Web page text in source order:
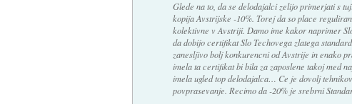
Glede na to, da se delodajalci zelijo primerjati s
kopija Avstrijske -10%. Torej da so place
kolektivne v Avstriji. Damo ime kakor naprimer
da dobijo certifikat Slo Techovega zlatega
zanesljivo bolj konkurencni od Avstrije in enako
imela ta certifikat bi bila za zaposlene takoj med
imela ugled top delodajalca… Ce je dovolj
povprasevanje. Recimo da -20% je srebrni